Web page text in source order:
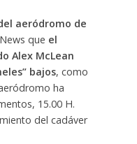
aeródromo de
que el
Alex McLean
bajos, como
ha
15.00 H.
del cadáver